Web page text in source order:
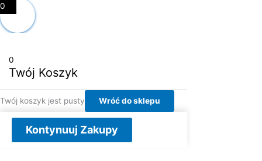
0
0
Twój Koszyk
Twój koszyk jest pusty Wróć do sklepu
Kontynuuj Zakupy